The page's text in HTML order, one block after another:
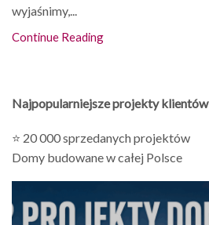
wyjaśnimy,...
Continue Reading
Najpopularniejsze projekty klientów
⭐ 20 000 sprzedanych projektów
Domy budowane w całej Polsce